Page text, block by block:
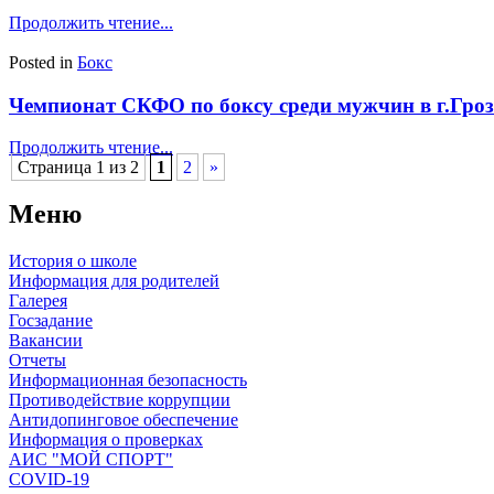
Продолжить чтение...
Posted in Бокс
Чемпионат СКФО по боксу среди мужчин в
Продолжить чтение...
Страница 1 из 2
1 2 »
Меню
История о школе
Информация для родителей
Галерея
Госзадание
Вакансии
Отчеты
Информационная безопасность
Противодействие коррупции
Антидопинговое обеспечение
Информация о проверках
АИС "МОЙ СПОРТ"
COVID-19